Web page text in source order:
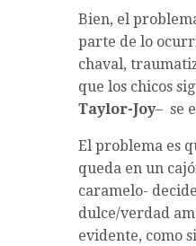
Bien, el
parte de lo
chaval,
que los chicos
Taylor-Joy– se
El problema es
queda en un
caramelo-
dulce/verdad
evidente, como